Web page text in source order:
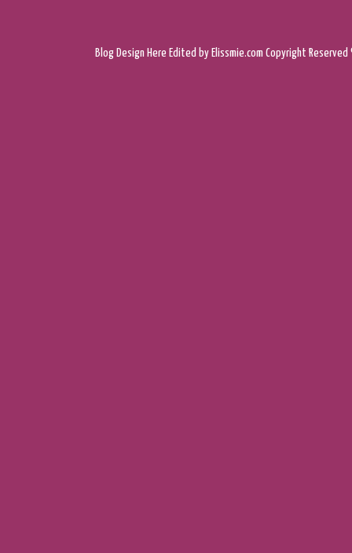
Blog Design Here Edited by Elissmie.com Copyright Reserved